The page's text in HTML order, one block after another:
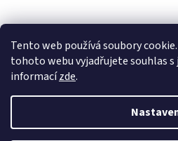
Tento web používá soubory
tohoto webu vyjadřujete souhlas s
informacízde.
Filtry dešťové
Vytvořil
Online
Začít